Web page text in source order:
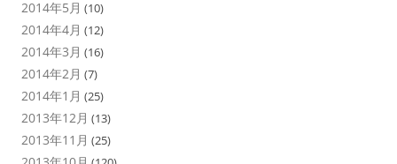
2014年5月 (10)
2014年4月 (12)
2014年3月 (16)
2014年2月 (7)
2014年1月 (25)
2013年12月 (13)
2013年11月 (25)